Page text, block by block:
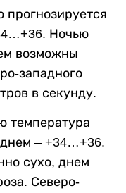
прогнозируется
Ночью
возможны
западного
в секунду.
температура
– +34…+36.
сухо, днем
Северо-